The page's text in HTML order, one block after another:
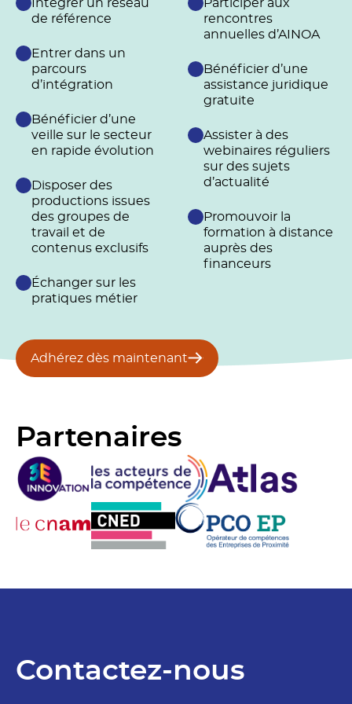
Intégrer un réseau
de référence
Entrer dans un
parcours
d’intégration
Bénéficier d’une
veille sur le secteur
en rapide évolution
Disposer des
productions issues
des groupes de
travail et de
contenus exclusifs
Échanger sur les
pratiques métier
Participer aux
rencontres
annuelles d’AINOA
Bénéficier d’une
assistance juridique
gratuite
Assister à des
webinaires réguliers
sur des sujets
d’actualité
Promouvoir la
formation à distance
auprès des
financeurs
Adhérez dès maintenant
Partenaires
Contactez-nous